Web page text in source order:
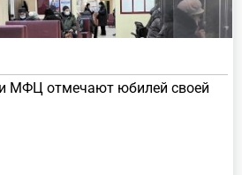
МФЦ отмечают юбилей своей